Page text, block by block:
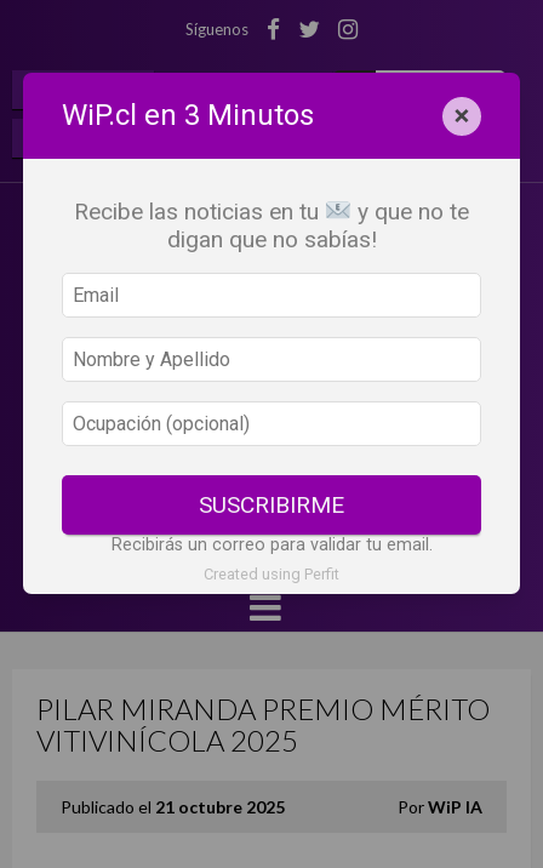
Síguenos
PILAR MIRANDA PREMIO MÉRITO
VITIVINÍCOLA 2025
Publicado el 21 octubre 2025 PorWiP IA
WiP.cl en 3 Minutos ×
Recibe las noticias en tu
y que no te
digan que no sabías!
SUSCRIBIRME
Recibirás un correo para validar tu email.
Created using Perfit